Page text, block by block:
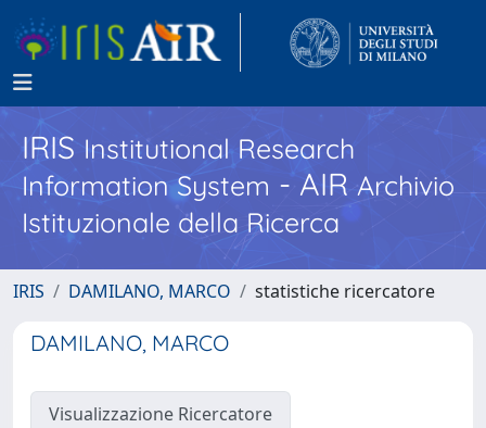
IRISInstitutional Research
Information System - AIR Archivio
Istituzionale della Ricerca
IRIS DAMILANO, MARCO statistiche ricercatore
DAMILANO, MARCO
Visualizzazione Ricercatore